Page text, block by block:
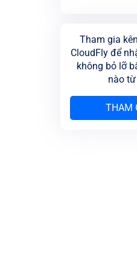
Tham gia
CloudFly để
không bỏ lỡ
nào
THAM